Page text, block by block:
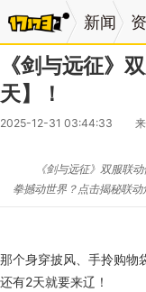
新闻
《剑与远征》
天】！
2025-12-31 03:44:33
《剑与远征》双服联
拳撼动世界？点击揭秘联动
那个身穿披风、手拎购物
还有2天就要来辽！